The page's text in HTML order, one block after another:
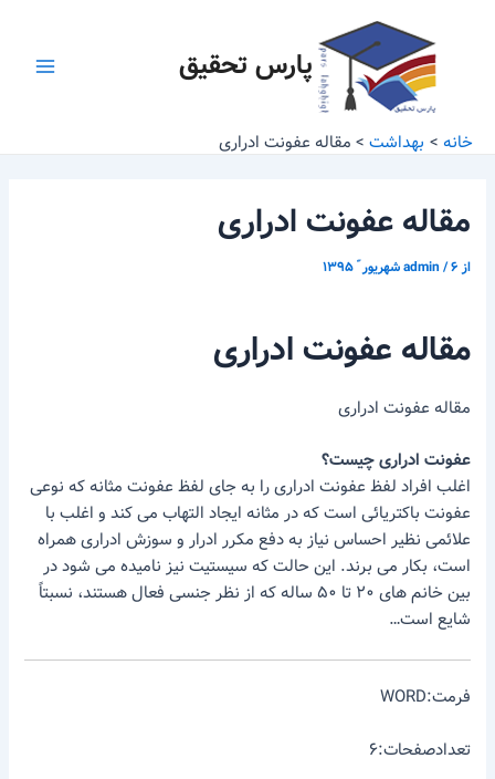
پارس تحقیق
خانه بهداشت مقاله عفونت ادراری
مقاله عفونت ادراری
از admin/۶ شهریور ّ ۱۳۹۵
مقاله عفونت ادراری
مقاله عفونت ادراری
عفونت ادراری چیست؟
اغلب افراد لفظ عفونت ادراری را به جای لفظ عفونت مثانه که نوعی
عفونت باکتریائی است که در مثانه ایجاد التهاب می کند و اغلب با
علائمی نظیر احساس نیاز به دفع مکرر ادرار و سوزش ادراری همراه
است، بکار می برند. این حالت که سیستیت نیز نامیده می شود در
بین خانم های ۲۰ تا ۵۰ ساله که از نظر جنسی فعال هستند، نسبتاً
شایع است…
فرمت:WORD
تعدادصفحات:۶